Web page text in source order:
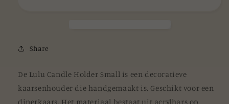
Share
De Lulu Candle Holder Small is een decoratieve
kaarsenhouder die handgemaakt is. Geschikt voor een
dinerkaars. Het materiaal bestaat uit acrylhars op